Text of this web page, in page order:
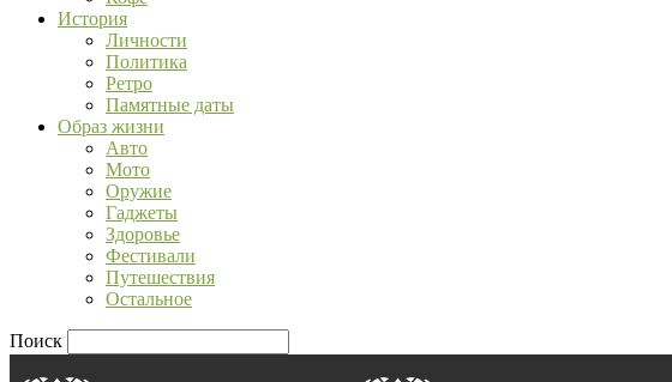
История
Личности
Политика
Ретро
Памятные даты
Образ жизни
Авто
Мото
Оружие
Гаджеты
Здоровье
Фестивали
Путешествия
Остальное
Поиск